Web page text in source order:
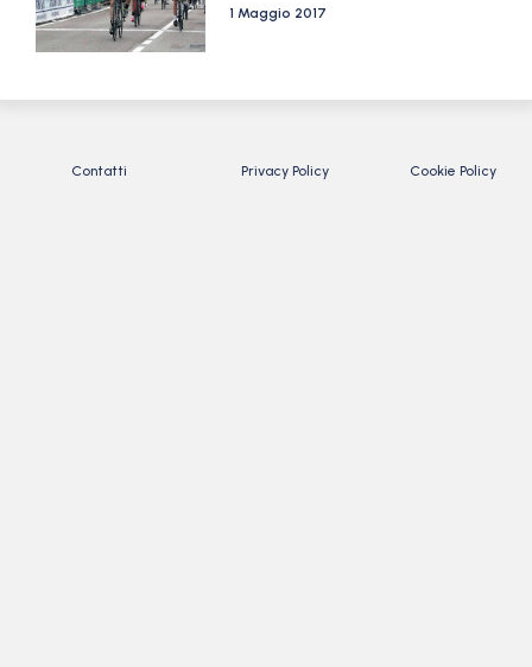
1 Maggio 2017
Contatti Privacy Policy Cookie Policy